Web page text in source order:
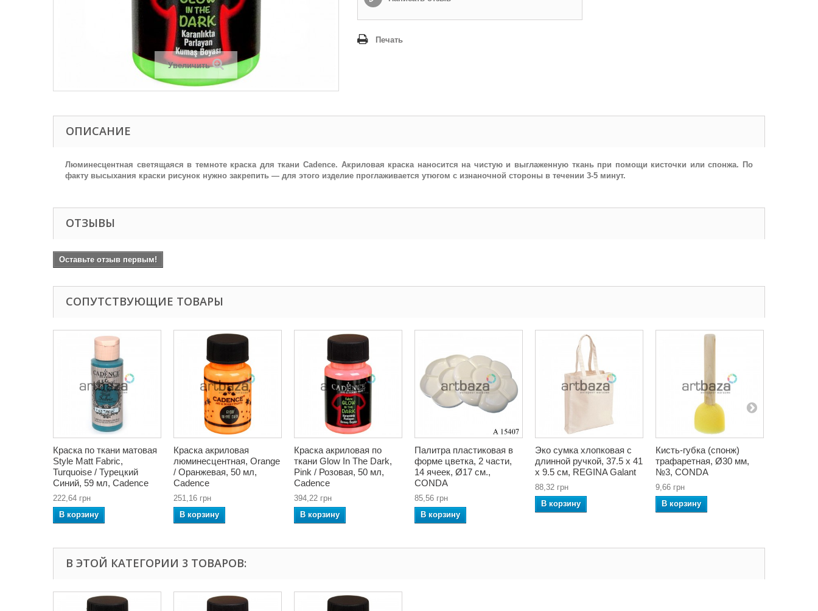
Увеличить
Печать
ОПИСАНИЕ
Люминесцентная светящаяся в темноте краска для ткани Cadence. Акриловая краска наносится на чистую и выглаженную ткань при помощи кисточки или спонжа. По
факту высыхания краски рисунок нужно закрепить — для этого изделие проглаживается утюгом с изнаночной стороны в течении 3-5 минут.
ОТЗЫВЫ
Оставьте отзыв первым!
СОПУТСТВУЮЩИЕ ТОВАРЫ
Краска по ткани матовая
Style Matt Fabric,
Turquoise / Турецкий
Синий, 59 мл, Cadence
222,64 грн
В корзину
Краска акриловая
люминесцентная, Orange
/ Оранжевая, 50 мл,
Cadence
251,16 грн
В корзину
Краска акриловая по
ткани Glow In The Dark,
Pink / Розовая, 50 мл,
Cadence
394,22 грн
В корзину
Палитра пластиковая в
форме цветка, 2 части,
14 ячеек, Ø17 см.,
CONDA
85,56 грн
В корзину
Эко сумка хлопковая с
длинной ручкой, 37.5 x 41
x 9.5 см, REGINA Galant
88,32 грн
В корзину
Кисть-губка (спонж)
трафаретная, Ø30 мм,
№3, CONDA
9,66 грн
В корзину
В ЭТОЙ КАТЕГОРИИ 3 ТОВАРОВ: